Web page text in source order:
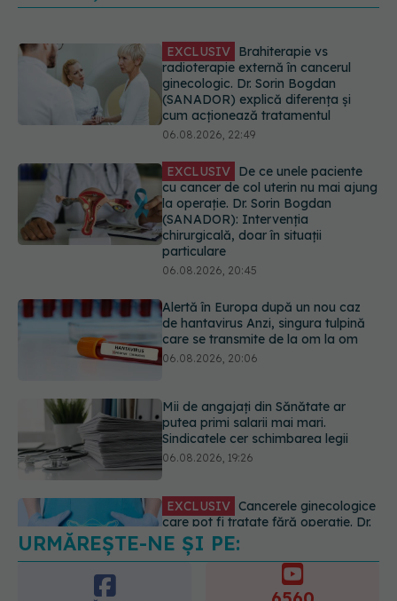
EXCLUSIV De ce unele paciente
cu cancer de col uterin nu mai ajung
la operație. Dr. Sorin Bogdan
(SANADOR): Intervenția
chirurgicală, doar în situații
particulare
Alertă în Europa după un nou caz
de hantavirus Anzi, singura tulpină
care se transmite de la om la om
06.08.2026, 20:06
putea primi salarii mai mari.
Sindicatele cer schimbarea legii
06.08.2026, 19:26
care pot fi tratate fără operație. Dr.
Sorin Bogdan (SANADOR): Chirurgia
este indicată doar punctual, pentru
anumite categorii de paciente
EXCLUSIV Brahiterapie vs
radioterapie externă în cancerul
ginecologic. Dr. Sorin Bogdan
(SANADOR) explică diferența și
cum acționează tratamentul
URMĂREȘTE-NE ȘI PE:
URMĂRITORI
ABONAȚI